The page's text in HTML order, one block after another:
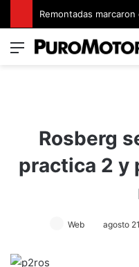
Menú
Rosberg
practica 2 y
Web agosto